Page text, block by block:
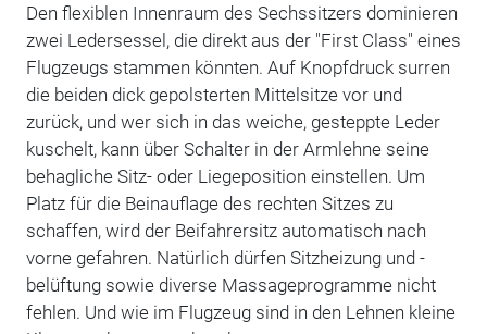
Den flexiblen Innenraum des Sechssitzers dominieren
zwei Ledersessel, die direkt aus der "First Class" eines
Flugzeugs stammen könnten. Auf Knopfdruck surren
die beiden dick gepolsterten Mittelsitze vor und
zurück, und wer sich in das weiche, gesteppte Leder
kuschelt, kann über Schalter in der Armlehne seine
behagliche Sitz- oder Liegeposition einstellen. Um
Platz für die Beinauflage des rechten Sitzes zu
schaffen, wird der Beifahrersitz automatisch nach
vorne gefahren. Natürlich dürfen Sitzheizung und -
belüftung sowie diverse Massageprogramme nicht
fehlen. Und wie im Flugzeug sind in den Lehnen kleine